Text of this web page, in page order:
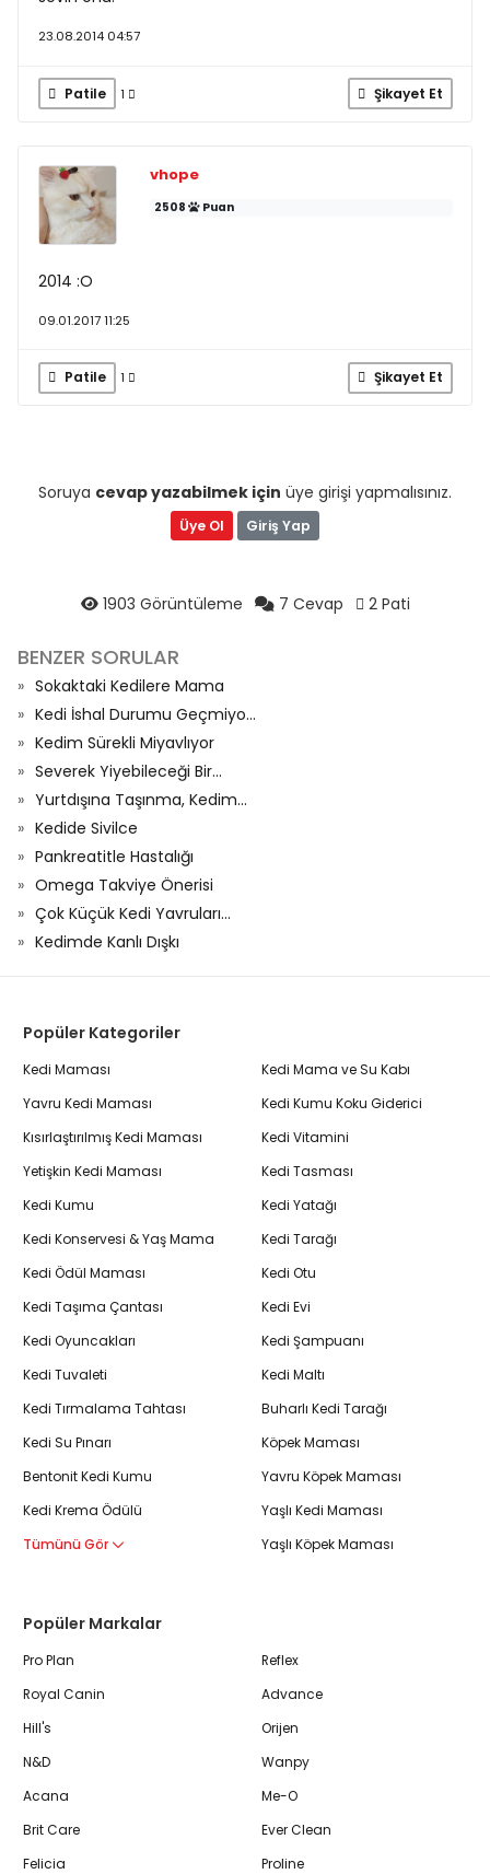
23.08.2014 04:57
Patile 1 Şikayet Et
vhope
2508 Puan
2014 :O
09.01.2017 11:25
Patile 1 Şikayet Et
Soruya cevap yazabilmek için üye girişi yapmalısınız.
Üye Ol Giriş Yap
1903 Görüntüleme 7 Cevap 2 Pati
BENZER SORULAR
Sokaktaki Kedilere Mama
Kedi İshal Durumu Geçmiyo...
Kedim Sürekli Miyavlıyor
Severek Yiyebileceği Bir...
Yurtdışına Taşınma, Kedim...
Kedide Sivilce
Pankreatitle Hastalığı
Omega Takviye Önerisi
Çok Küçük Kedi Yavruları...
Kedimde Kanlı Dışkı
Popüler Kategoriler
Kedi Maması
Yavru Kedi Maması
Kısırlaştırılmış Kedi Maması
Yetişkin Kedi Maması
Kedi Kumu
Kedi Konservesi & Yaş Mama
Kedi Ödül Maması
Kedi Taşıma Çantası
Kedi Oyuncakları
Kedi Tuvaleti
Kedi Tırmalama Tahtası
Kedi Su Pınarı
Bentonit Kedi Kumu
Kedi Krema Ödülü
Tümünü Gör
Kedi Mama ve Su Kabı
Kedi Kumu Koku Giderici
Kedi Vitamini
Kedi Tasması
Kedi Yatağı
Kedi Tarağı
Kedi Otu
Kedi Evi
Kedi Şampuanı
Kedi Maltı
Buharlı Kedi Tarağı
Köpek Maması
Yavru Köpek Maması
Yaşlı Kedi Maması
Yaşlı Köpek Maması
Popüler Markalar
Pro Plan
Royal Canin
Hill's
N&D
Acana
Brit Care
Felicia
Reflex
Advance
Orijen
Wanpy
Me-O
Ever Clean
Proline